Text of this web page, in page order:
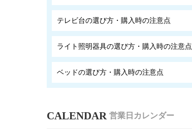
テレビ台の選び方・購入時の注意点
ライト照明器具の選び方・購入時の注意点
ベッドの選び方・購入時の注意点
営業日カレンダー